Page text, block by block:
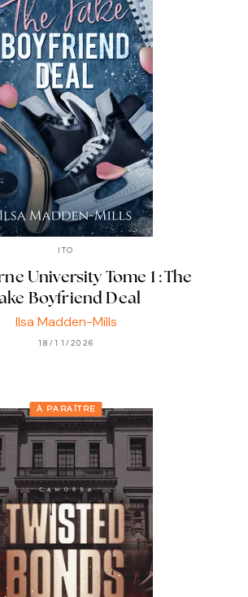
ITO
University Tome 1 : The
Boyfriend Deal
Ilsa Madden-Mills
18/11/2026
À PARAÎTRE